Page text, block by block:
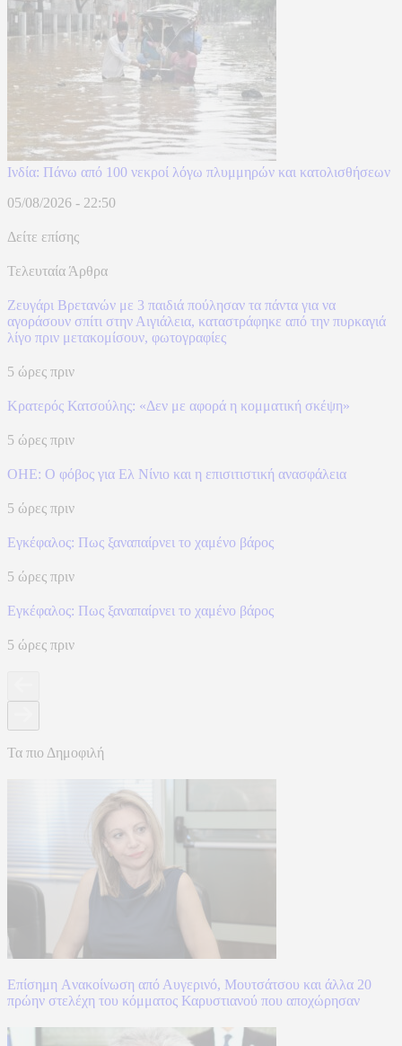
Ινδία: Πάνω από 100 νεκροί λόγω πλυμμηρών και κατολισθήσεων
05/08/2026 - 22:50
Δείτε επίσης
Τελευταία Άρθρα
Ζευγάρι Βρετανών με 3 παιδιά πούλησαν τα πάντα για να
αγοράσουν σπίτι στην Αιγιάλεια, καταστράφηκε από την πυρκαγιά
λίγο πριν μετακομίσουν, φωτογραφίες
5 ώρες πριν
Κρατερός Κατσούλης: «Δεν με αφορά η κομματική σκέψη»
5 ώρες πριν
ΟΗΕ: Ο φόβος για Ελ Νίνιο και η επισιτιστική ανασφάλεια
5 ώρες πριν
Eγκέφαλος: Πως ξαναπαίρνει το χαμένο βάρος
5 ώρες πριν
Eγκέφαλος: Πως ξαναπαίρνει το χαμένο βάρος
5 ώρες πριν
Τα πιο Δημοφιλή
Επίσημη Aνακοίνωση από Αυγερινό, Μουτσάτσου και άλλα 20
πρώην στελέχη του κόμματος Καρυστιανού που αποχώρησαν